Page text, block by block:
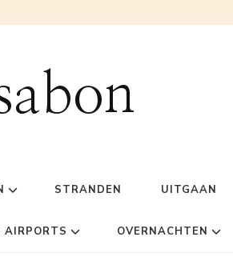
STRANDEN UITGAAN
AIRPORTS OVERNACHTEN